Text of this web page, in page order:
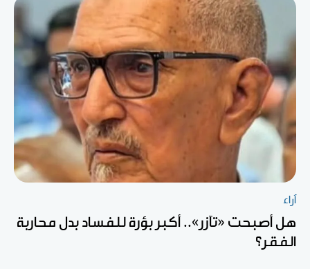
آراء
هل أصبحت «تآزر».. أكبر بؤرة للفساد بدل محاربة
الفقر؟